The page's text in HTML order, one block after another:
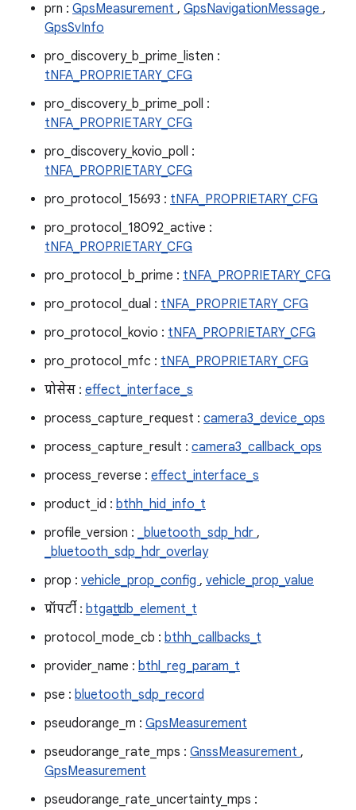
prn : GpsMeasurement , GpsNavigationMessage ,
GpsSvInfo
pro_discovery_b_prime_listen :
tNFA_PROPRIETARY_CFG
pro_discovery_b_prime_poll :
tNFA_PROPRIETARY_CFG
pro_discovery_kovio_poll :
tNFA_PROPRIETARY_CFG
pro_protocol_15693 : tNFA_PROPRIETARY_CFG
pro_protocol_18092_active :
tNFA_PROPRIETARY_CFG
pro_protocol_b_prime : tNFA_PROPRIETARY_CFG
pro_protocol_dual : tNFA_PROPRIETARY_CFG
pro_protocol_kovio : tNFA_PROPRIETARY_CFG
pro_protocol_mfc : tNFA_PROPRIETARY_CFG
प्रोसेस : effect_interface_s
process_capture_request : camera3_device_ops
process_capture_result : camera3_callback_ops
process_reverse : effect_interface_s
product_id : bthh_hid_info_t
profile_version :
_bluetooth_sdp_hdr ,
_bluetooth_sdp_hdr_overlay
prop : vehicle_prop_config , vehicle_prop_value
प्रॉपर्टी : btgatt_db_element_t
protocol_mode_cb : bthh_callbacks_t
provider_name : bthl_reg_param_t
pse : bluetooth_sdp_record
pseudorange_m : GpsMeasurement
pseudorange_rate_mps : GnssMeasurement ,
GpsMeasurement
pseudorange_rate_uncertainty_mps :